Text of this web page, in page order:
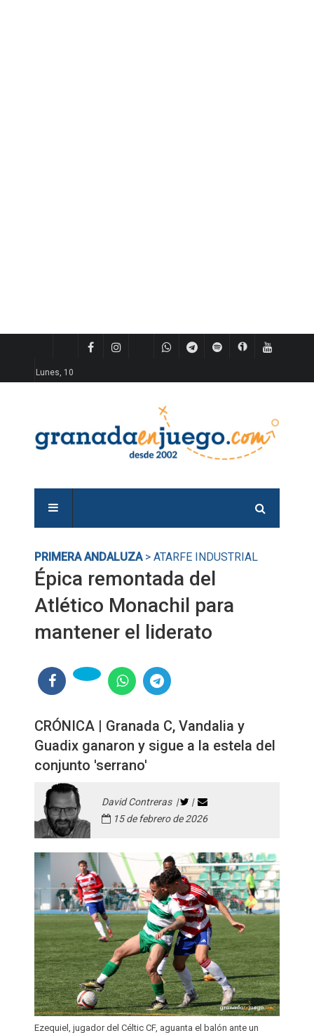
Lunes, 10
PRIMERA ANDALUZA> ATARFE INDUSTRIAL
Épica remontada del
Atlético Monachil para
mantener el liderato
CRÓNICA | Granada C, Vandalia y
Guadix ganaron y sigue a la estela del
conjunto 'serrano'
David Contreras |
|
15 de febrero de 2026
Ezequiel, jugador del Céltic CF, aguanta el balón ante un